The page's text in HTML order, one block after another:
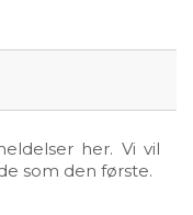
her. Vi vil
som den første.